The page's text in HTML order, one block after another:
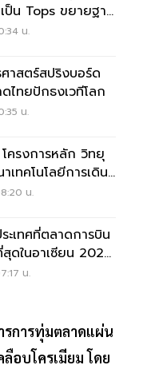
ป็น Tops ขยายฐาน
ราย
น.
าสตร์สปริงบอร์ด
ไทยปักธงเวทีโลก
น.
ครงการหลัก วิทยุ
ทคโนโลยีการเดิน
คใหม่
น.
ะเทศที่ตลาดการบิน
ในอาเซียน 2026
ยแล้ว
น.
รการทุ่มตลาดแผ่น
อบโครเมียม โดย